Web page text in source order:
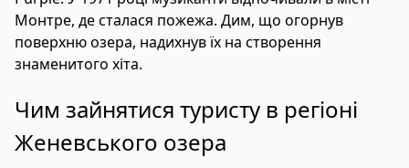
Монтре, де сталася пожежа. Дим, що огорнув
поверхню озера, надихнув їх на створення
знаменитого хіта.
Чим зайнятися туристу в регіоні
Женевського озера